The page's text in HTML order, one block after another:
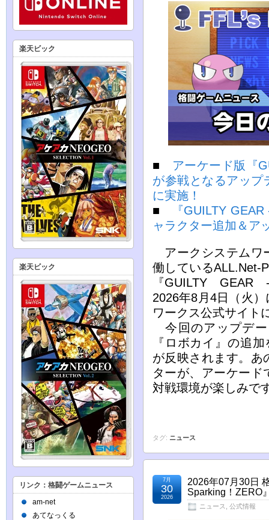
■ アーケード版『
が参戦となるアップ
に実施！
■
『GUILTY
ャラクター追加＆ア
アークシステムワ
働しているALL.Net-
『GUILTY GEAR -
2026年8月4日（火
ワークス公式サイト
今回のアップデー
『ロボカイ』の追
が反映されます。あ
ターが、アーケード
対戦環境が楽しみで
タグ: ニュース
2026年07月30日
Sparking！ZERO
ニュース 公式情報
7月
30
2026
楽天ビック
楽天ビック
リンク：格闘ゲームニュース
am-net
あてなっくる